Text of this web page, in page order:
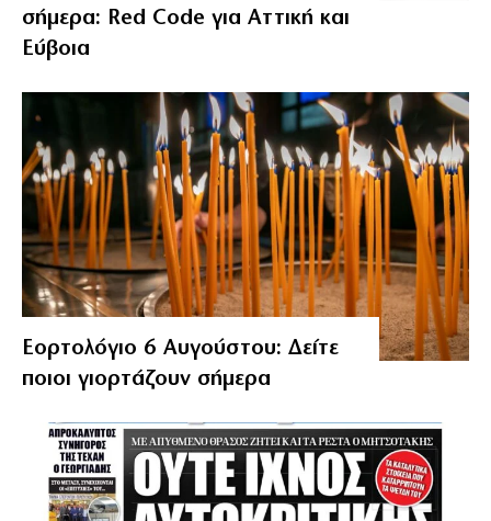
σήμερα: Red Code για Αττική και
Εύβοια
Εορτολόγιο 6 Αυγούστου: Δείτε
ποιοι γιορτάζουν σήμερα